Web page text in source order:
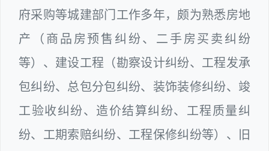
府采购等城建部门工作多年，颇为熟悉房地
产（商品房预售纠纷、二手房买卖纠纷
等）、建设工程（勘察设计纠纷、工程发承
包纠纷、总包分包纠纷、装饰装修纠纷、竣
工验收纠纷、造价结算纠纷、工程质量纠
纷、工期索赔纠纷、工程保修纠纷等）、旧